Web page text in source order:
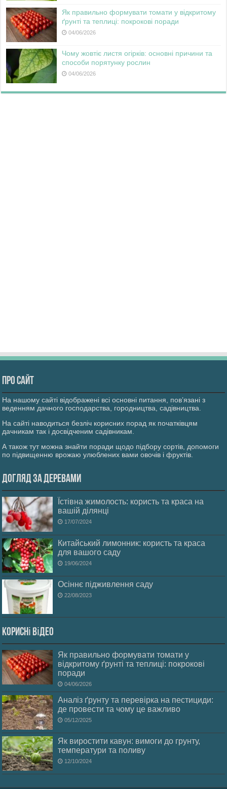
Як правильно формувати томати у відкритому
ґрунті та теплиці: покрокові поради
04/06/2026
Чому жовтіє листя огірків: основні причини та
способи порятунку рослин
04/06/2026
Про сайт
На нашому сайті відображені всі основні питання, пов’язані з
веденням дачного господарства, городництва, садівництва.
На сайті наводиться безліч корисних порад як початківцям
дачникам так і досвідченим садівникам.
А також тут можна знайти поради щодо підбору сортів, допомоги
по підвищенню врожаю улюблених вами овочів і фруктів.
Догляд за деревами
Їстівна жимолость: користь та краса на
вашій ділянці
17/07/2024
Китайський лимонник: користь та краса
для вашого саду
19/06/2024
Осіннє підживлення саду
22/08/2023
Корисні відео
Як правильно формувати томати у
відкритому ґрунті та теплиці: покрокові
поради
04/06/2026
Аналіз ґрунту та перевірка на пестициди:
де провести та чому це важливо
05/12/2025
Як виростити кавун: вимоги до грунту,
температури та поливу
12/10/2024